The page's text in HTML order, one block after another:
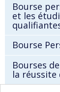
Bourse
et les
Bourse
Bourses
la réussite